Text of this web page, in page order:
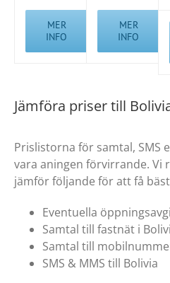
MER
INFO
MER
INFO
Jämföra priser till
Prislistorna för samtal, SMS
vara aningen förvirrande. Vi
jämför följande för att få
Eventuella
Samtal till fastnät i
Samtal till
SMS & MMS till Bolivia